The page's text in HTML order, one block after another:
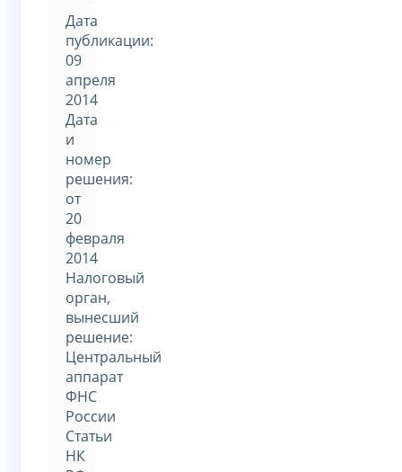
Дата
публикации:
09
апреля
2014
Дата
и
номер
решения:
от
20
февраля
2014
Налоговый
орган,
вынесший
решение:
Центральный
аппарат
ФНС
России
Статьи
НК